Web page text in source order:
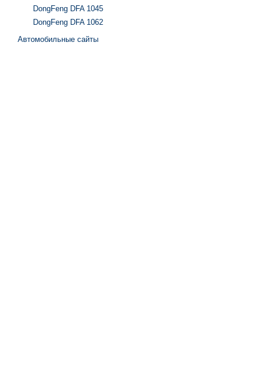
DongFeng DFA 1045
DongFeng DFA 1062
Автомобильные сайты